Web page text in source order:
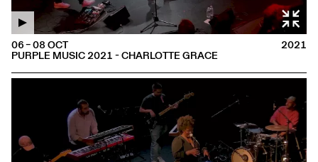
PURPLE MUSIC 2021 - CHARLOTTE GRACE
06 – 08 OCT 2021